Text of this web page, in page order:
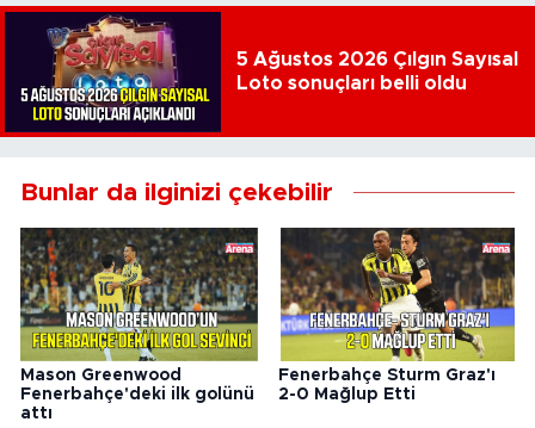
5 Ağustos 2026 Çılgın Sayısal
Loto sonuçları belli oldu
Bunlar da ilginizi çekebilir
Mason Greenwood
Fenerbahçe'deki ilk golünü
attı
Fenerbahçe Sturm Graz'ı
2-0 Mağlup Etti